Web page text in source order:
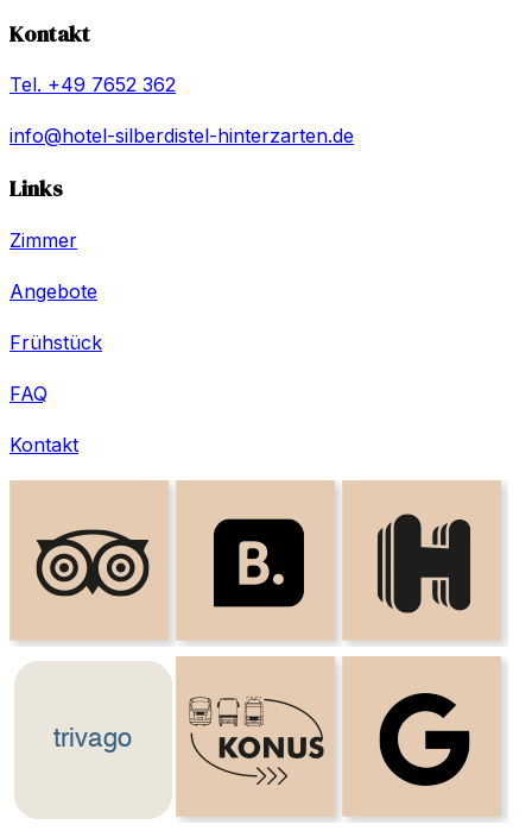
Kontakt
Tel. +49 7652 362
info@hotel-silberdistel-hinterzarten.de
Links
Zimmer
Angebote
Frühstück
FAQ
Kontakt